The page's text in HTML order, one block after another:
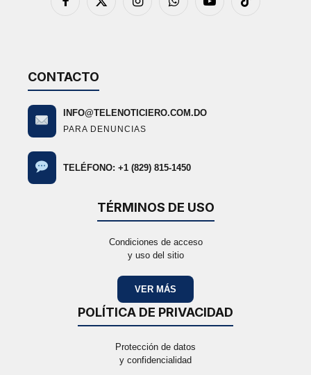
Facebook
X
InstagramWhatsAppYouTubeTikTok
CONTACTO
INFO@TELENOTICIERO.COM.DO
PARA DENUNCIAS
TELÉFONO: +1 (829) 815-1450
TÉRMINOS DE USO
Condiciones de acceso
y uso del sitio
VER MÁS
POLÍTICA DE PRIVACIDAD
Protección de datos
y confidencialidad